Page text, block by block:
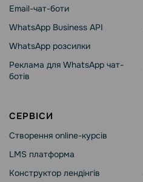
Email-чат-боти
WhatsApp Business API
WhatsApp розсилки
Реклама для WhatsApp чат-
ботів
СЕРВІСИ
Створення online-курсів
LMS платформа
Конструктор лендінгів